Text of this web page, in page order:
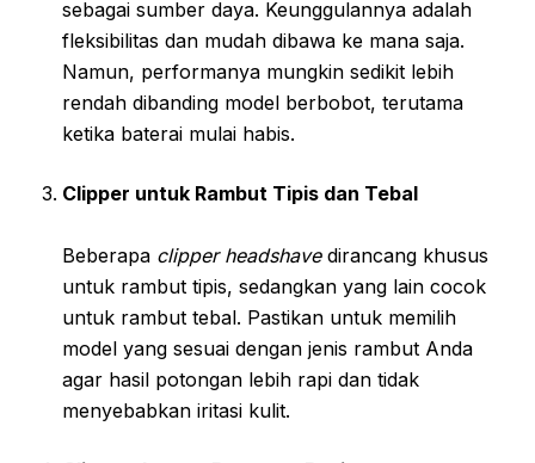
sebagai sumber daya. Keunggulannya adalah
fleksibilitas dan mudah dibawa ke mana saja.
Namun, performanya mungkin sedikit lebih
rendah dibanding model berbobot, terutama
ketika baterai mulai habis.
Clipper untuk Rambut Tipis dan Tebal
Beberapa clipper headshavedirancang khusus
untuk rambut tipis, sedangkan yang lain cocok
untuk rambut tebal. Pastikan untuk memilih
model yang sesuai dengan jenis rambut Anda
agar hasil potongan lebih rapi dan tidak
menyebabkan iritasi kulit.